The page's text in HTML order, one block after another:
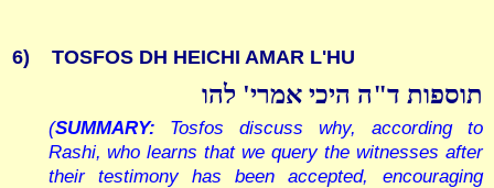
6) TOSFOS DH HEICHI AMAR L'HU
תוספות ד"ה היכי אמרי' להו
(SUMMARY: Tosfos discuss why, according to
Rashi, who learns that we query the witnesses after
their testimony has been accepted, encouraging